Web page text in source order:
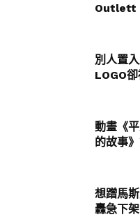
Outlett
別人置
LOGO卻
動畫《
的故事
想蹭馬
轟急下架